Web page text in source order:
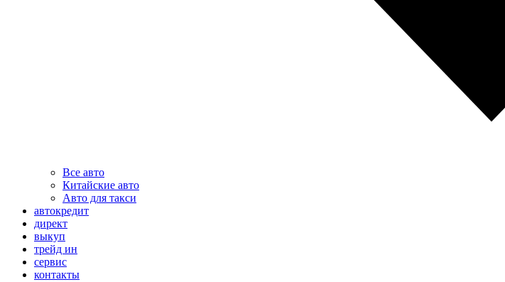
Все авто
Китайские авто
Авто для такси
автокредит
директ
выкуп
трейд ин
сервис
контакты